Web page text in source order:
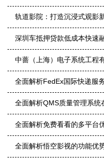
轨道影院：打造沉浸式观影
深圳车抵押贷款低成本快速
中蔷（上海）电子系统工程
全面解析FedEx国际快递服
全面解析QMS质量管理系统
全面解析免费看看的多平台
全面解析悟空影视的功能优